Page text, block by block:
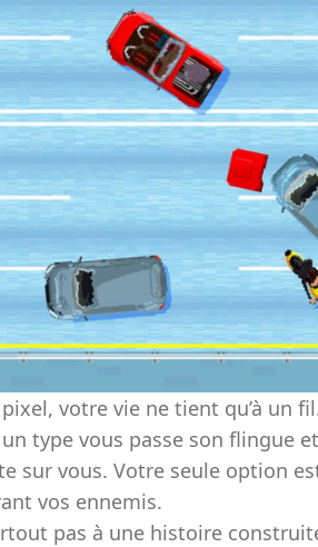
votre vie ne tient qu’à un
type vous passe son flingue
sur vous. Votre seule option
vos ennemis.
pas à une histoire